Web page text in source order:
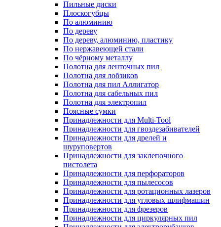
Пильные диски
Плоскогубцы
По алюминию
По дереву
По дереву, алюминию, пластику
По нержавеющей стали
По чёрному металлу
Полотна для ленточных пил
Полотна для лобзиков
Полотна для пил Аллигатор
Полотна для сабельных пил
Полотна для электропил
Поясные сумки
Принадлежности для Multi-Tool
Принадлежности для гвоздезабивателей
Принадлежности для дрелей и
шуруповертов
Принадлежности для заклепочного
пистолета
Принадлежности для перфораторов
Принадлежности для пылесосов
Принадлежности для ротационных лазеров
Принадлежности для угловых шлифмашин
Принадлежности для фрезеров
Принадлежности для циркулярных пил